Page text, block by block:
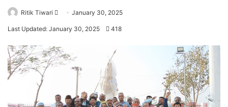
Ritik Tiwari
SendJanuary 30, 2025
Last Updated: January 30, 2025 418